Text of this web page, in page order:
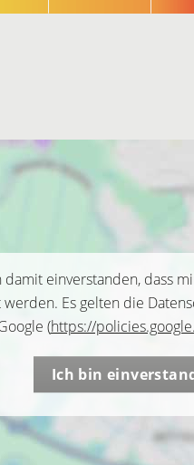
damit einverstanden, dass
werden. Es gelten die
(https://
Ich bin